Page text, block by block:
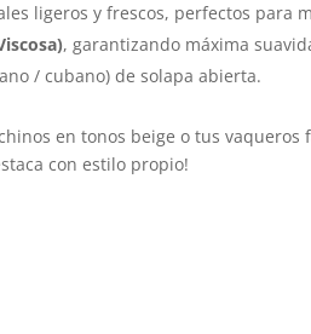
ligeros y frescos, perfectos
, garantizando máxima
/ cubano) de solapa abierta.
en tonos beige o tus
con estilo propio!